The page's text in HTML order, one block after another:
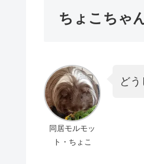
ちょこちゃ
同居モルモッ
ト・ちょこ
ど